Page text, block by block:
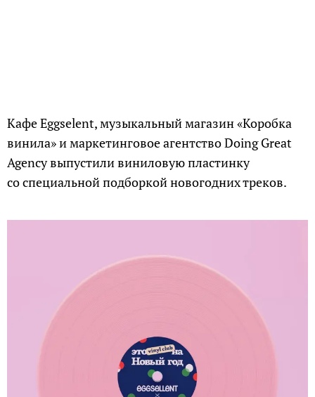
Кафе Eggselent, музыкальный магазин «Коробка
винила» и маркетинговое агентство Doing Great
Agency выпустили виниловую пластинку
со специальной подборкой новогодних треков.